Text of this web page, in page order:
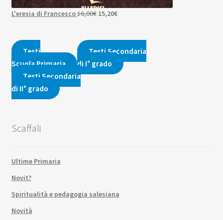
L'eresia di Francesco16,00€ Il
16,00€.
15,20€Il
15,20€.
Testi
Scuola Primaria
Testi Secondaria
di I° grado
Testi Secondaria
di II° grado
Scaffali
Ultime Primaria
Novit?
Spiritualità e pedagogia salesiana
Novità